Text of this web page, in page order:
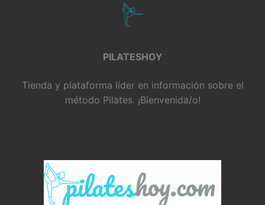
PILATESHOY
Tienda y plataforma líder en información sobre el
método Pilates. ¡Bienvenida/o!